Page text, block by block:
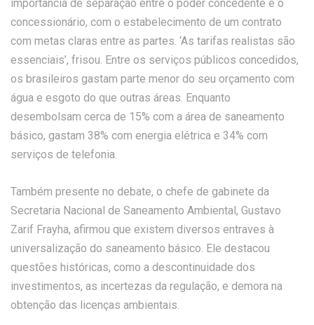
importância de separação entre o poder concedente e o
concessionário, com o estabelecimento de um contrato
com metas claras entre as partes. ‘As tarifas realistas são
essenciais’, frisou. Entre os serviços públicos concedidos,
os brasileiros gastam parte menor do seu orçamento com
água e esgoto do que outras áreas. Enquanto
desembolsam cerca de 15% com a área de saneamento
básico, gastam 38% com energia elétrica e 34% com
serviços de telefonia.
Também presente no debate, o chefe de gabinete da
Secretaria Nacional de Saneamento Ambiental, Gustavo
Zarif Frayha, afirmou que existem diversos entraves à
universalização do saneamento básico. Ele destacou
questões históricas, como a descontinuidade dos
investimentos, as incertezas da regulação, e demora na
obtenção das licenças ambientais.